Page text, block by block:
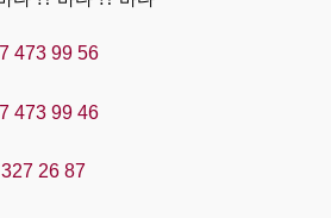
473 99 56
473 99 46
26 87